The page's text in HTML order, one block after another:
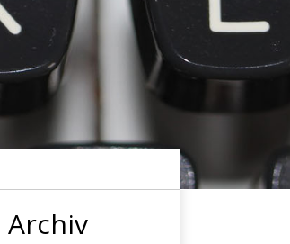
Archiv